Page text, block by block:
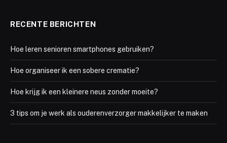
RECENTE BERICHTEN
Hoe leren senioren smartphones gebruiken?
Hoe organiseer ik een sobere crematie?
Hoe krijg ik een kleinere neus zonder moeite?
3 tips om je werk als ouderenverzorger makkelijker te maken